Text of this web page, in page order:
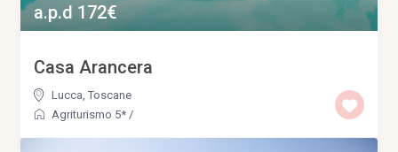
a.p.d 172€
Casa Arancera
Lucca ,Toscane
Agriturismo 5* /